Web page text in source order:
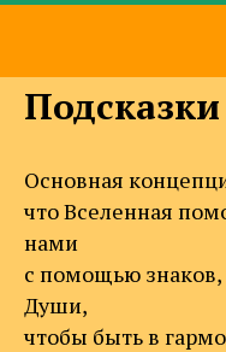
Основная
что Вселенная
нами
с помощью знаков,
Души,
чтобы быть в